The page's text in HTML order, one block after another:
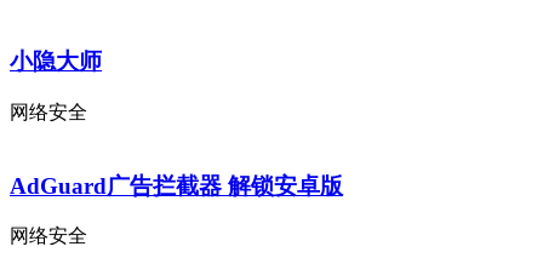
小隐大师
网络安全
AdGuard广告拦截器 解锁安卓版
网络安全